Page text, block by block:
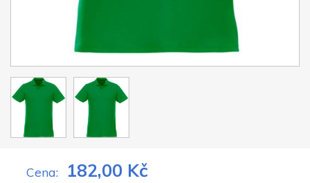
Cena: 182,00 Kč